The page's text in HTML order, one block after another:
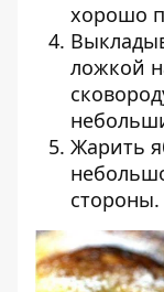
хорошо
ложкой
Жарить
стороны.